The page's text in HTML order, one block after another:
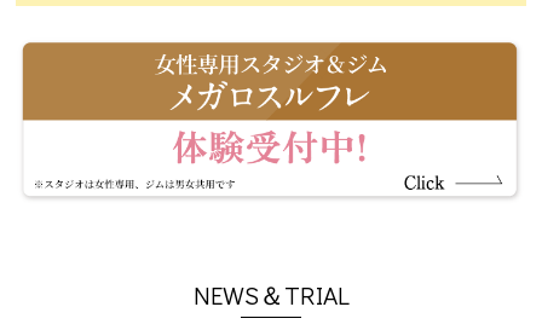
NEWS＆TRIAL